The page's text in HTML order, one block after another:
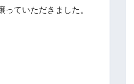
ていただきました。